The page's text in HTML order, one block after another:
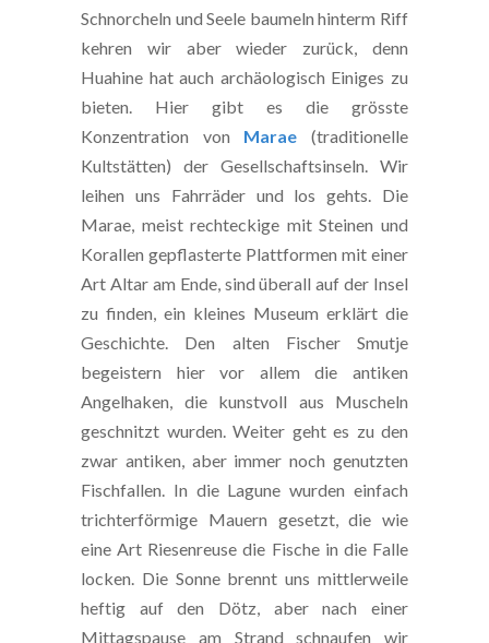
Schnorcheln und Seele baumeln hinterm Riff
kehren wir aber wieder zurück, denn
Huahine hat auch archäologisch Einiges zu
bieten. Hier gibt es die grösste
Konzentration von Marae (traditionelle
Kultstätten) der Gesellschaftsinseln. Wir
leihen uns Fahrräder und los gehts. Die
Marae, meist rechteckige mit Steinen und
Korallen gepflasterte Plattformen mit einer
Art Altar am Ende, sind überall auf der Insel
zu finden, ein kleines Museum erklärt die
Geschichte. Den alten Fischer Smutje
begeistern hier vor allem die antiken
Angelhaken, die kunstvoll aus Muscheln
geschnitzt wurden. Weiter geht es zu den
zwar antiken, aber immer noch genutzten
Fischfallen. In die Lagune wurden einfach
trichterförmige Mauern gesetzt, die wie
eine Art Riesenreuse die Fische in die Falle
locken. Die Sonne brennt uns mittlerweile
heftig auf den Dötz, aber nach einer
Mittagspause am Strand schnaufen wir